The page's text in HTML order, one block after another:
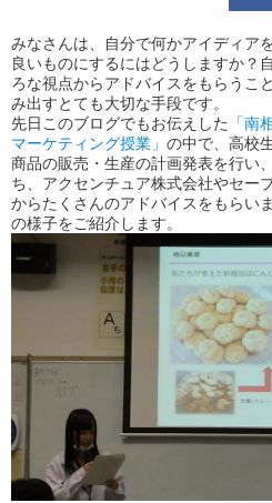
みなさんは、自分で何かアイディア
良いものにするにはどうしますか？
ろな視点からアドバイスをもらうこ
み出すとても大切な手段です。
先日このブログでもお伝えした
「南
マーケティング授業」 の中で、高校
商品の販売・生産の計画発表を行い
ち、アクセンチュア株式会社やセー
からたくさんのアドバイスをもらい
の様子をご紹介します。